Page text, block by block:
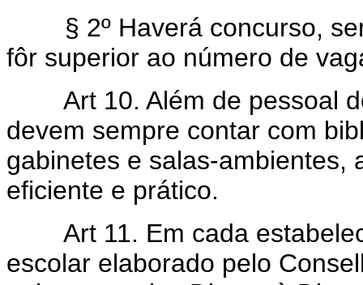
§ 2º Haverá concurso,
fôr superior ao número de
Art 10. Além de pessoal
devem sempre contar com
gabinetes e salas-ambientes,
eficiente e prático.
Art 11. Em cada
escolar elaborado pelo